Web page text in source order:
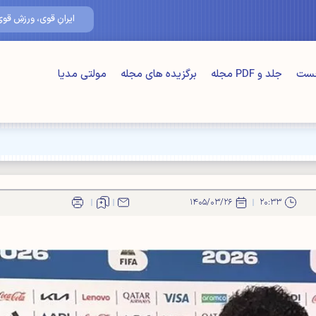
ایرانِ قوی، ورزشِ قوی ۱۸/
جلد و PDF مجله برگزیده های مجله مولتی مدیا
۲۰:۳۳ ۱۴۰۵/۰۳/۲۶